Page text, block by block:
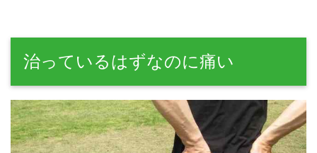
治っているはずなのに痛い